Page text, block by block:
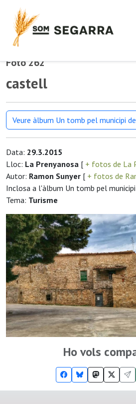
Foto 262
castell
Veure àlbum Un tomb pel municipi
Data: 29.3.2015
Lloc: La Prenyanosa [ + fotos de La
Autor: Ramon Sunyer [ + fotos de
Inclosa a l'àlbum Un tomb pel municipi
Tema: Turisme
Ho vols